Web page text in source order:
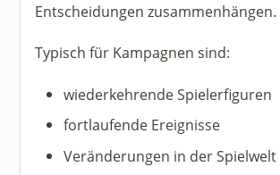
Entscheidungen zusammenhängen.
Typisch für Kampagnen sind:
wiederkehrende Spielerfiguren
fortlaufende Ereignisse
Veränderungen in der Spielwelt